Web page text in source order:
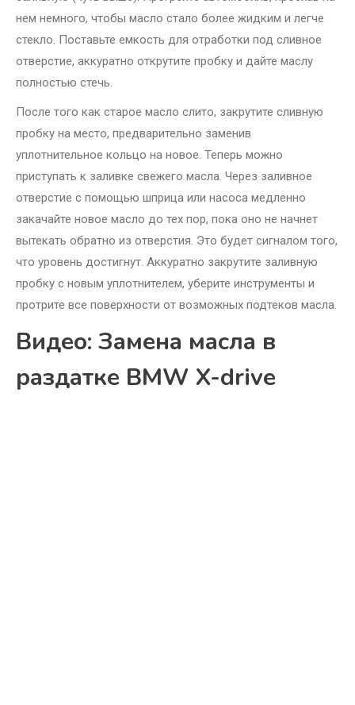
нем немного, чтобы масло стало более жидким и легче
стекло. Поставьте емкость для отработки под сливное
отверстие, аккуратно открутите пробку и дайте маслу
полностью стечь.
После того как старое масло слито, закрутите сливную
пробку на место, предварительно заменив
уплотнительное кольцо на новое. Теперь можно
приступать к заливке свежего масла. Через заливное
отверстие с помощью шприца или насоса медленно
закачайте новое масло до тех пор, пока оно не начнет
вытекать обратно из отверстия. Это будет сигналом того,
что уровень достигнут. Аккуратно закрутите заливную
пробку с новым уплотнителем, уберите инструменты и
протрите все поверхности от возможных подтеков масла.
Видео: Замена масла в
раздатке BMW X-drive